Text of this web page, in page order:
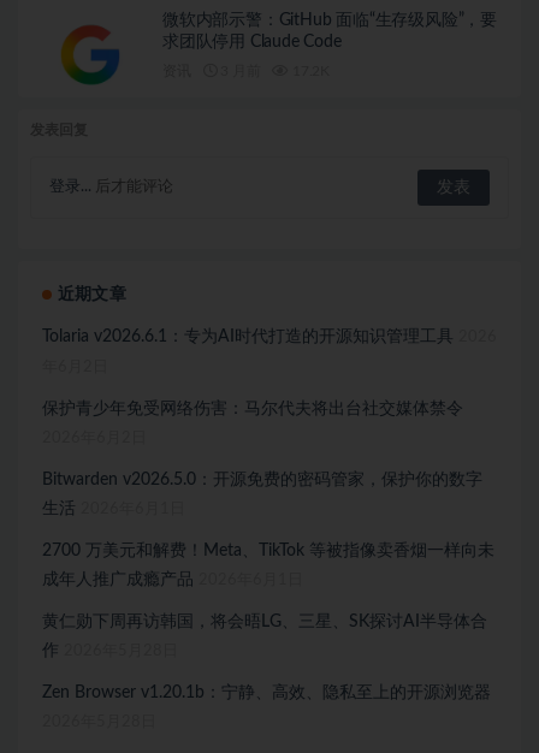
微软内部示警：GitHub 面临“生存级风险”，要
求团队停用 Claude Code
登录... 后才能评论
近期文章
Tolaria v2026.6.1：专为AI时代打造的开源知识管理工具
保护青少年免受网络伤害：马尔代夫将出台社交媒体禁令
Bitwarden v2026.5.0：开源免费的密码管家，保护你的数字
生活
2700 万美元和解费！Meta、TikTok 等被指像卖香烟一样向未
成年人推广成瘾产品
黄仁勋下周再访韩国，将会晤LG、三星、SK探讨AI半导体合
作
Zen Browser v1.20.1b：宁静、高效、隐私至上的开源浏览器